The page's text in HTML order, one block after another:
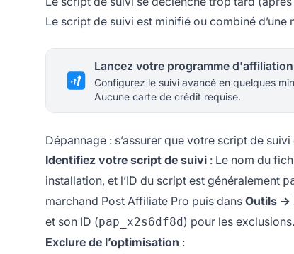
Le script de suivi est minifié ou combiné
Configurez le suivi avancé en quelques
Aucune carte de crédit requise.
Dépannage : s’assurer que votre script de
Identifiez votre script de suivi : Le nom du
installation, et l’ID du script est généralement
marchand Post Affiliate Pro puis dans Outils →
et son ID (pap_x2s6df8d) pour les exclusions.
Exclure de l’optimisation :